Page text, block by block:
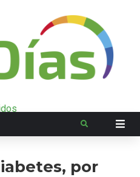
por